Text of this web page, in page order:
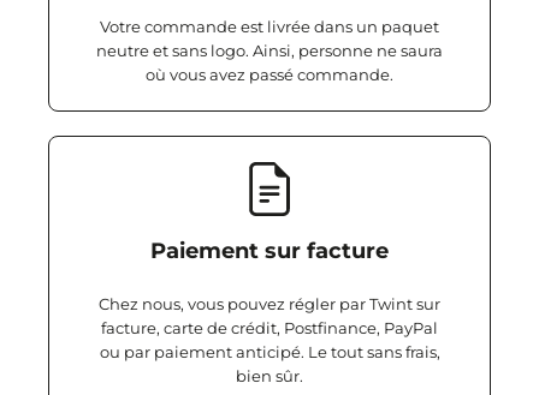
Votre commande est livrée dans un paquet
neutre et sans logo. Ainsi, personne ne saura
où vous avez passé commande.
Paiement sur facture
Chez nous, vous pouvez régler par Twint sur
facture, carte de crédit, Postfinance, PayPal
ou par paiement anticipé. Le tout sans frais,
bien sûr.